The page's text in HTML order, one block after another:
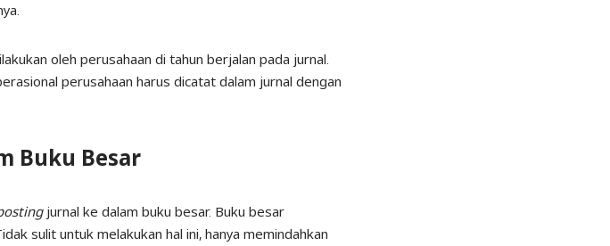
oleh perusahaan di tahun berjalan pada jurnal.
perusahaan harus dicatat dalam jurnal dengan
Buku Besar
jurnal ke dalam buku besar. Buku besar
sulit untuk melakukan hal ini, hanya memindahkan